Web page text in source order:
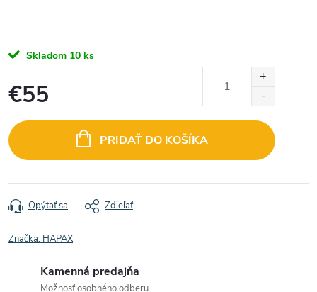
Skladom 10 ks
€55
cena:
PRIDAŤ DO KOŠÍKA
Opýtať sa Zdieľať
Značka: HAPAX
Kamenná predajňa
Možnosť osobného odberu